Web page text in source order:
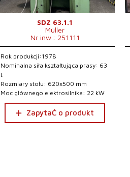
SDZ 63.1.1
Müller
Nr inw.: 251111
Rok produkcji:1978
Nominalna siła kształtująca prasy: 63
t
Rozmiary stołu: 620x500 mm
Moc głównego elektrosilnika: 22 kW
ZapytaĆ o produkt